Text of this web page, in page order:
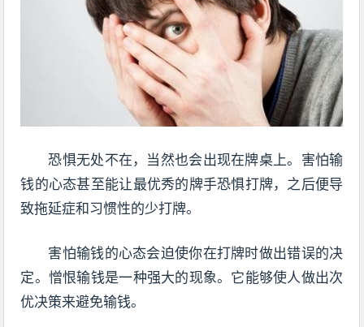
恐惧无处不在，当然也会出现在牌桌上。害怕输
钱的心态甚至能让最优秀的牌手恐惧打牌，之后便导
致拖延症和习惯性的少打牌。
害怕输钱的心态会迫使你在打牌时做出错误的决
定。憎恨输钱是一种强大的现象。它能够使人做出次
优决策来避免输钱。